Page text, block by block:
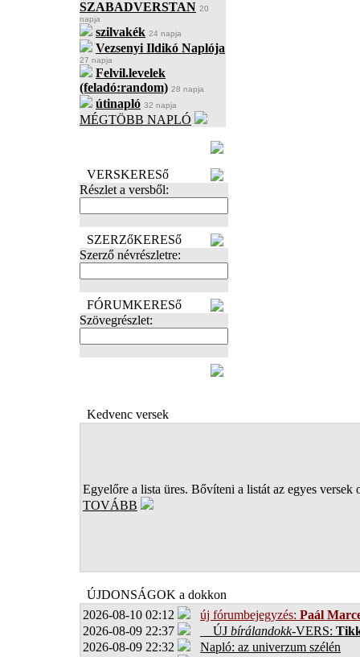
SZABADVERSTAN 20
napja
szilvakék 24 napja
Vezsenyi Ildikó Naplója
27 napja
Felvil.levelek
(feladó:random) 28 napja
útinapló 32 napja
MÉGTÖBB NAPLÓ
VERSKERESő
Részlet a versből:
SZERZőKERESő
Szerző névrészletre:
FÓRUMKERESő
Szövegrészlet:
Kedvenc versek
Egyelőre a lista üres. Bővíteni a listát az egyes versek
TOVÁBB
ÚJDONSÁGOK a dokkon
2026-08-10 02:12
új fórumbejegyzés: Paál
2026-08-09 22:37
ÚJ bírálandokk-VERS:
2026-08-09 22:32
Napló: az univerzum szélén